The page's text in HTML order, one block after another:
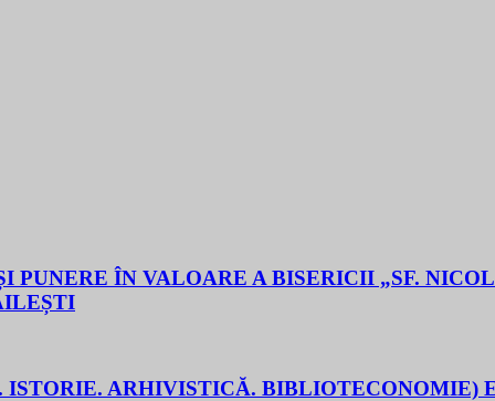
PUNERE ÎN VALOARE A BISERICII „SF.
ARHIVISTICĂ. BIBLIOTECONOMIE)